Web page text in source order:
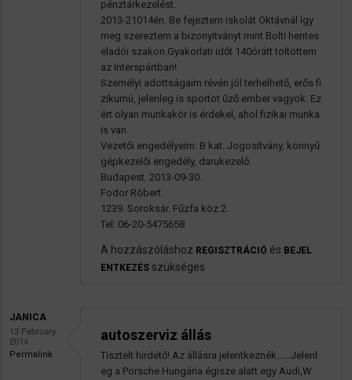
pénztárkezelést.
2013-21014én. Be fejeztem iskolát Oktávnál így
meg szereztem a bizonyitványt mint Bolti hentes
eladói szakon.Gyakorlati időt 140órátt töltöttem
az Interspártban!
Személyi adottságaim révén jól terhelhető, erős fi
zikumú, jelenleg is sportot űző ember vagyok. Ez
ért olyan munkakör is érdekel, ahol fizikai munka
is van.
Vezetői engedélyeim: B kat. Jogosítvány, könnyű
gépkezelői engedély, darukezelő.
Budapest. 2013-09-30.
Fodor Róbert.
1239. Soroksár. Fűzfa köz 2.
Tel: 06-20-5475658
A hozzászóláshoz REGISZTRÁCIÓ és BEJEL
ENTKEZÉS szükséges
JANICA
13 February
2014
Permalink
autoszerviz állás
Tisztelt hirdető! Az állásra jelentkeznék......Jelenl
eg a Porsche Hungária égisze alatt egy Audi,W